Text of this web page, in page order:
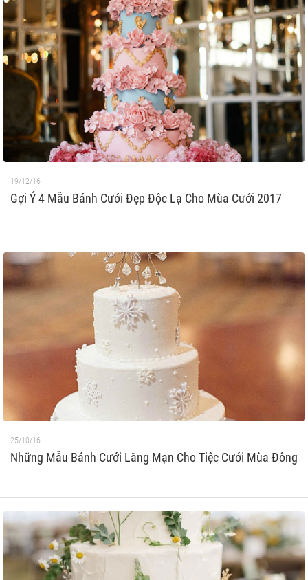
19/12/16
Gợi Ý 4 Mẫu Bánh Cưới Đẹp Độc Lạ Cho Mùa Cưới 2017
25/10/16
Những Mẫu Bánh Cưới Lãng Mạn Cho Tiệc Cưới Mùa Đông